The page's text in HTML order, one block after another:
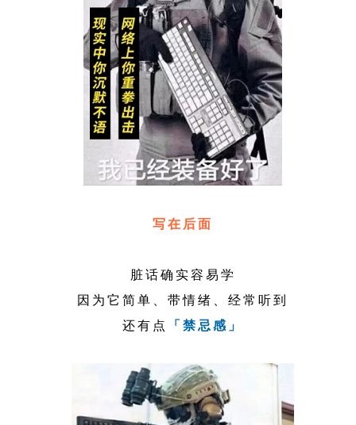
写在后面
脏话确实容易学
因为它简单、带情绪、经常听到
还有点 「禁忌感」